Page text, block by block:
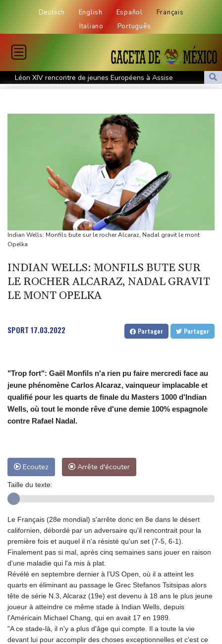
Deutsch English Español
Français
Italiano
Português
Léon XIV rencontre de jeunes Européens à Assise
La Corée du Nord a tiré un missile balistique en direction de la
L'auteur de l'attentat contre un cortège syndical à Munich
condamné à la prison à perpétuité
Corse: le FLNC rejette la "mascarade" de l'autonomie et menace
les "envahisseurs" venant vivre sur l'île
Euro de natation: Sjöström, de retour de maternité, continue à 32
ans de défier le temps
Après cinq mois de guerre, des Iraniens forcés à des sacrifices
Une photojournaliste de l'AFP blessée par Israël honorée lors
d'une cérémonie pour la liberté de la presse
rentrent chez eux
Le Rhin s'assèche, l'industrie allemande en quête de solutions
Paris vole vers des Everests boursiers en attendant un accord
Indian Wells: Monfils bute sur le rocher Alcaraz, Nadal gravit le mont
Opelka
INDIAN WELLS: MONFILS BUTE SUR
LE ROCHER ALCARAZ, NADAL GRAVIT
LE MONT OPELKA
SPORT 17.03.2022 Partager Partager
"Trop fort": Gaël Monfils n'a rien pu faire mercredi face au
jeune phénomène Carlos Alcaraz, vainqueur implacable et
qualifié pour les quarts de finale du Masters 1000 d'Indian
Wells, où tout le monde rêve d'une demie 100% espagnole
contre Rafael Nadal.
Ecoutez Arrête d'écouter
Taille du texte:
Le Français (28e mondial) s'arrête donc en 8e dans le désert
californien, débordé par un adversaire qu'il rencontrait pour la
première fois et auquel il n'a résisté qu'un set (7-5, 6-1).
Finalement pas si mal, après cinq semaines sans jouer en raison
d'une maladie qui l'a mis à plat.
Révélé en septembre dernier à l'US Open, où il a atteint les
quarts en éliminant au passage le Grec Stefanos Tsitsipas alors
tête de série N.3, Alcaraz (19e) est devenu à 18 ans le plus jeune
joueur à atteindre ce même stade à Indian Wells, depuis
l'Américain Michael Chang, qui en avait 17 en 1989.
"A ce stade-là, il n'y a plus d'âge qui compte. Il a toute la vie
devant lui pour accomplir des choses exceptionnelles et c'est ce